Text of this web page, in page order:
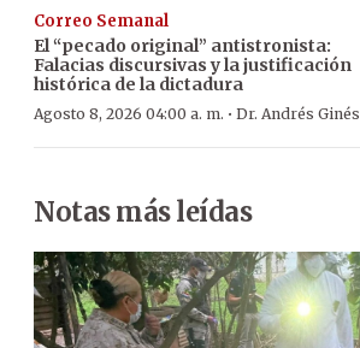
Correo Semanal
El “pecado original” antistronista:
Falacias discursivas y la justificación
histórica de la dictadura
Agosto 8, 2026 04:00 a. m. · Dr. Andrés Ginés
Notas más leídas